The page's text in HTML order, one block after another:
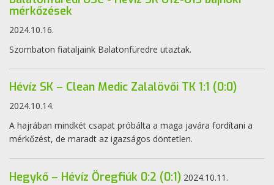
mérkőzések
2024.10.16.
Szombaton fiataljaink Balatonfüredre utaztak.
Hévíz SK – Clean Medic Zalalövői TK 1:1 (0:0)
2024.10.14.
A hajrában mindkét csapat próbálta a maga javára fordítani a
mérkőzést, de maradt az igazságos döntetlen.
Hegykő – Hévíz Öregfiúk 0:2 (0:1) 2024.10.11.